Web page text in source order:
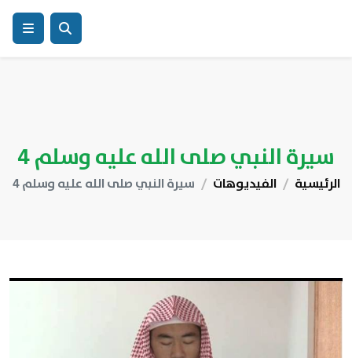
سيرة النبي صلى الله عليه وسلم 4
الرئيسية الفيديوهات سيرة النبي صلى الله عليه وسلم 4